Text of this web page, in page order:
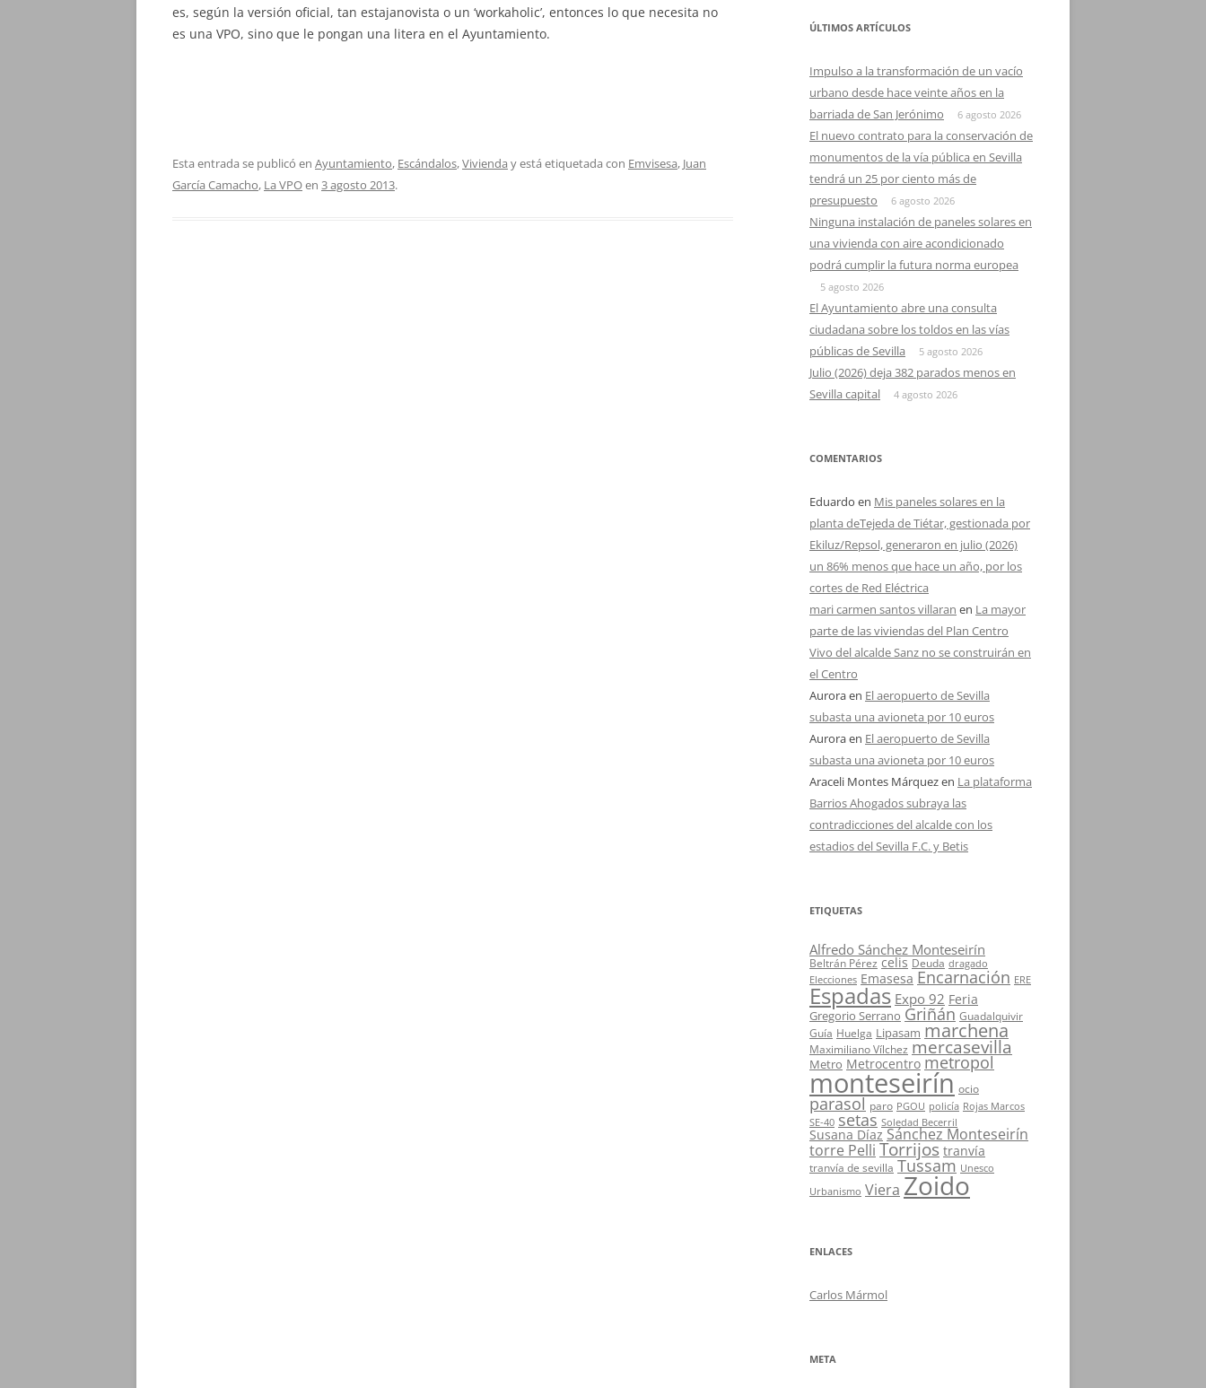
es, según la versión oficial, tan estajanovista o un ‘workaholic’, entonces lo que necesita no
es una VPO, sino que le pongan una litera en el Ayuntamiento.
Esta entrada se publicó en Ayuntamiento, Escándalos,Vivienda y está etiquetada con Emvisesa, Juan
García Camacho, La VPOen 3 agosto 2013.
ÚLTIMOS ARTÍCULOS
Impulso a la transformación de un vacío
urbano desde hace veinte años en la
barriada de San Jerónimo
6 agosto 2026
El nuevo contrato para la conservación de
monumentos de la vía pública en Sevilla
tendrá un 25 por ciento más de
presupuesto
6 agosto 2026
Ninguna instalación de paneles solares en
una vivienda con aire acondicionado
podrá cumplir la futura norma europea
5 agosto 2026
El Ayuntamiento abre una consulta
ciudadana sobre los toldos en las vías
públicas de Sevilla
5 agosto 2026
Julio (2026) deja 382 parados menos en
Sevilla capital
4 agosto 2026
COMENTARIOS
Eduardo en Mis paneles solares en la
planta deTejeda de Tiétar, gestionada por
Ekiluz/Repsol, generaron en julio (2026)
un 86% menos que hace un año, por los
cortes de Red Eléctrica
mari carmen santos villaran en La mayor
parte de las viviendas del Plan Centro
Vivo del alcalde Sanz no se construirán en
el Centro
Auroraen El aeropuerto de Sevilla
subasta una avioneta por 10 euros
Auroraen El aeropuerto de Sevilla
subasta una avioneta por 10 euros
Araceli Montes Márquezen La plataforma
Barrios Ahogados subraya las
contradicciones del alcalde con los
estadios del Sevilla F.C. y Betis
ETIQUETAS
Alfredo Sánchez Monteseirín
Beltrán Pérez celis Deuda dragado
Elecciones Emasesa Encarnación ERE
Espadas Expo 92 Feria
Gregorio Serrano Griñán Guadalquivir
Guía Huelga Lipasam marchena
Maximiliano Vílchez mercasevilla
Metro Metrocentro metropol
monteseirín ocio
parasol paro PGOU policía Rojas Marcos
SE-40 setas Soledad Becerril
Susana Díaz Sánchez Monteseirín
torre Pelli Torrijos tranvía
tranvía de sevilla Tussam Unesco
Urbanismo Viera Zoido
ENLACES
Carlos Mármol
META